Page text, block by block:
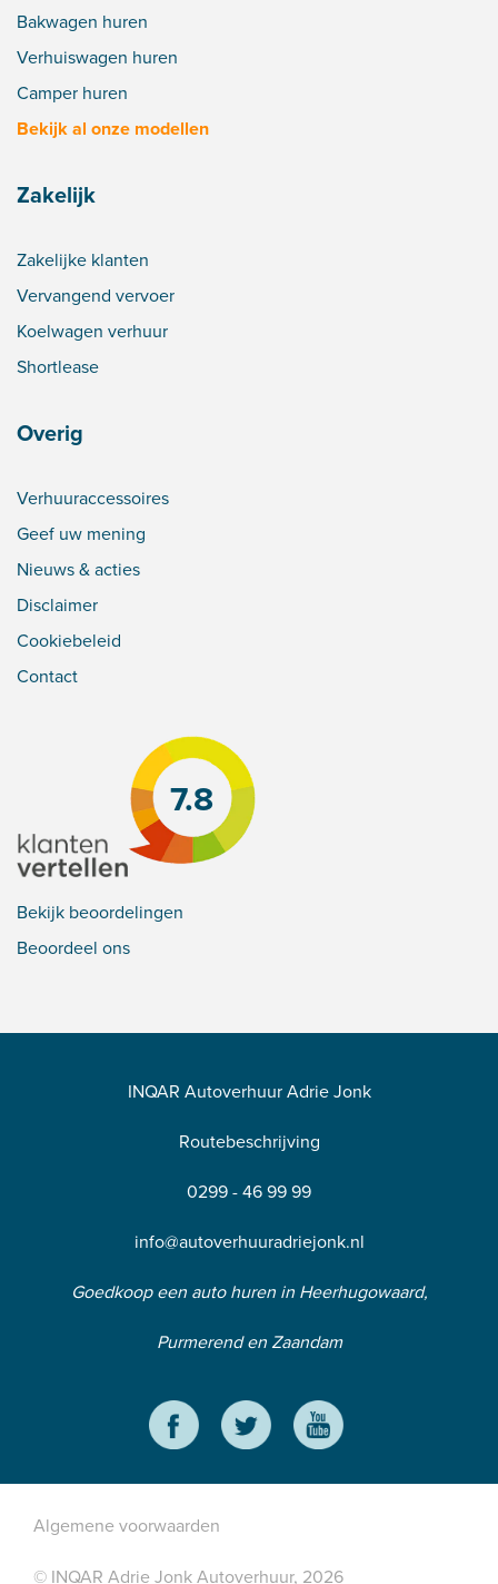
Bakwagen huren
Verhuiswagen huren
Camper huren
Bekijk al onze modellen
Zakelijk
Zakelijke klanten
Vervangend vervoer
Koelwagen verhuur
Shortlease
Overig
Verhuuraccessoires
Geef uw mening
Nieuws & acties
Disclaimer
Cookiebeleid
Contact
7.8
Bekijk beoordelingen
Beoordeel ons
INQAR Autoverhuur Adrie Jonk
Routebeschrijving
0299 - 46 99 99
info@autoverhuuradriejonk.nl
Goedkoop een auto huren in Heerhugowaard,
Purmerend en Zaandam
Algemene voorwaarden
© INQAR Adrie Jonk Autoverhuur, 2026